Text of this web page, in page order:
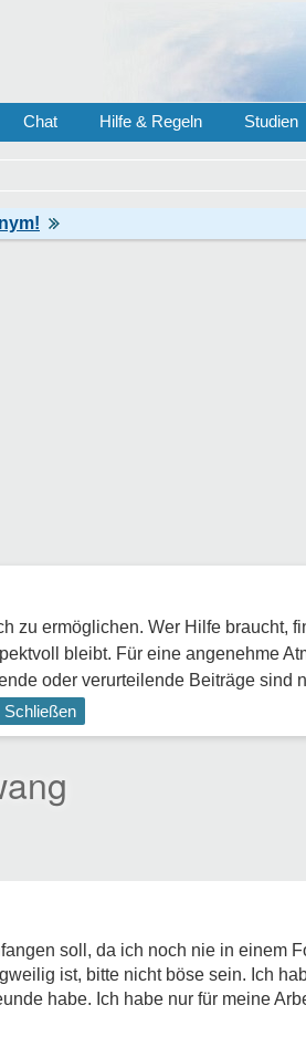
Chat Hilfe & Regeln Studien
zu ermöglichen. Wer Hilfe braucht,
bleibt. Für eine angenehme
oder verurteilende Beiträge sind
Schließen
soll, da ich noch nie in einem
ist, bitte nicht böse sein. Ich
habe. Ich habe nur für meine